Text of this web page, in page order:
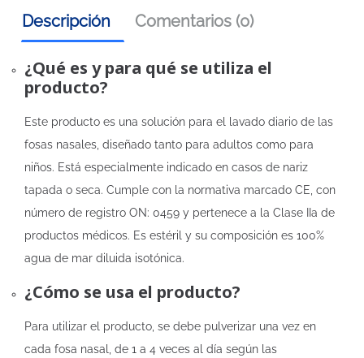
Descripción Comentarios (0)
¿Qué es y para qué se utiliza el
producto?
Este producto es una solución para el lavado diario de las
fosas nasales, diseñado tanto para adultos como para
niños. Está especialmente indicado en casos de nariz
tapada o seca. Cumple con la normativa marcado CE, con
número de registro ON: 0459 y pertenece a la Clase IIa de
productos médicos. Es estéril y su composición es 100%
agua de mar diluida isotónica.
¿Cómo se usa el producto?
Para utilizar el producto, se debe pulverizar una vez en
cada fosa nasal, de 1 a 4 veces al día según las